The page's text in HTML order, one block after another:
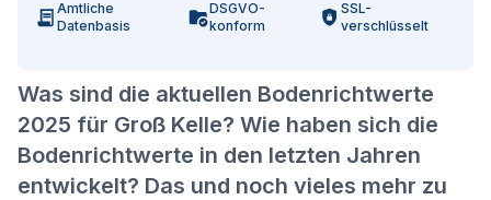
Was sind die aktuellen Bodenrichtwerte
2025 für Groß Kelle? Wie haben sich die
Bodenrichtwerte in den letzten Jahren
entwickelt? Das und noch vieles mehr zu
Amtliche
Datenbasis
DSGVO-
konform
SSL-
verschlüsselt